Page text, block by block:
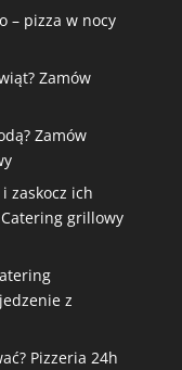
– pizza w nocy
Zamów
Zamów
zaskocz ich
grillowy
z
Pizzeria 24h